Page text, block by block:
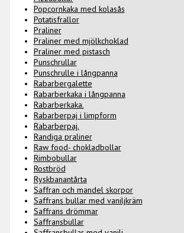
Popcornkaka med kolasås
Potatisfrallor
Praliner
Praliner med mjölkchoklad
Praliner med pistasch
Punschrullar
Punschrulle i långpanna
Rabarbergalette
Rabarberkaka i långpanna
Rabarberkaka.
Rabarberpaj i limpform
Rabarberpaj.
Randiga praliner
Raw food- chokladbollar
Rimbobullar
Rostbröd
Ryskbanantårta
Saffran och mandel skorpor
Saffrans bullar med vaniljkräm
Saffrans drömmar
Saffransbullar